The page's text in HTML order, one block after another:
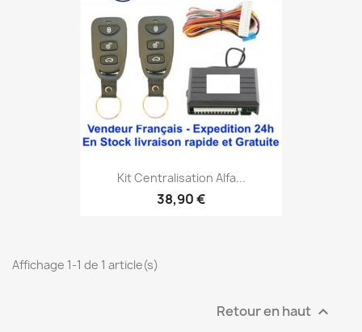
Kit Centralisation Alfa...
38,90 €
Affichage 1-1 de 1 article(s)
Retour en haut 